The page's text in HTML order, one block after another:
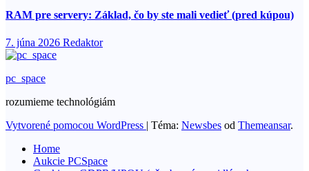
RAM pre servery: Základ, čo by ste mali vedieť (pred kúpou)
7. júna 2026 Redaktor
pc_space
rozumieme technológiám
Vytvorené pomocou WordPress | Téma: Newsbes od Themeansar.
Home
Aukcie PCSpace